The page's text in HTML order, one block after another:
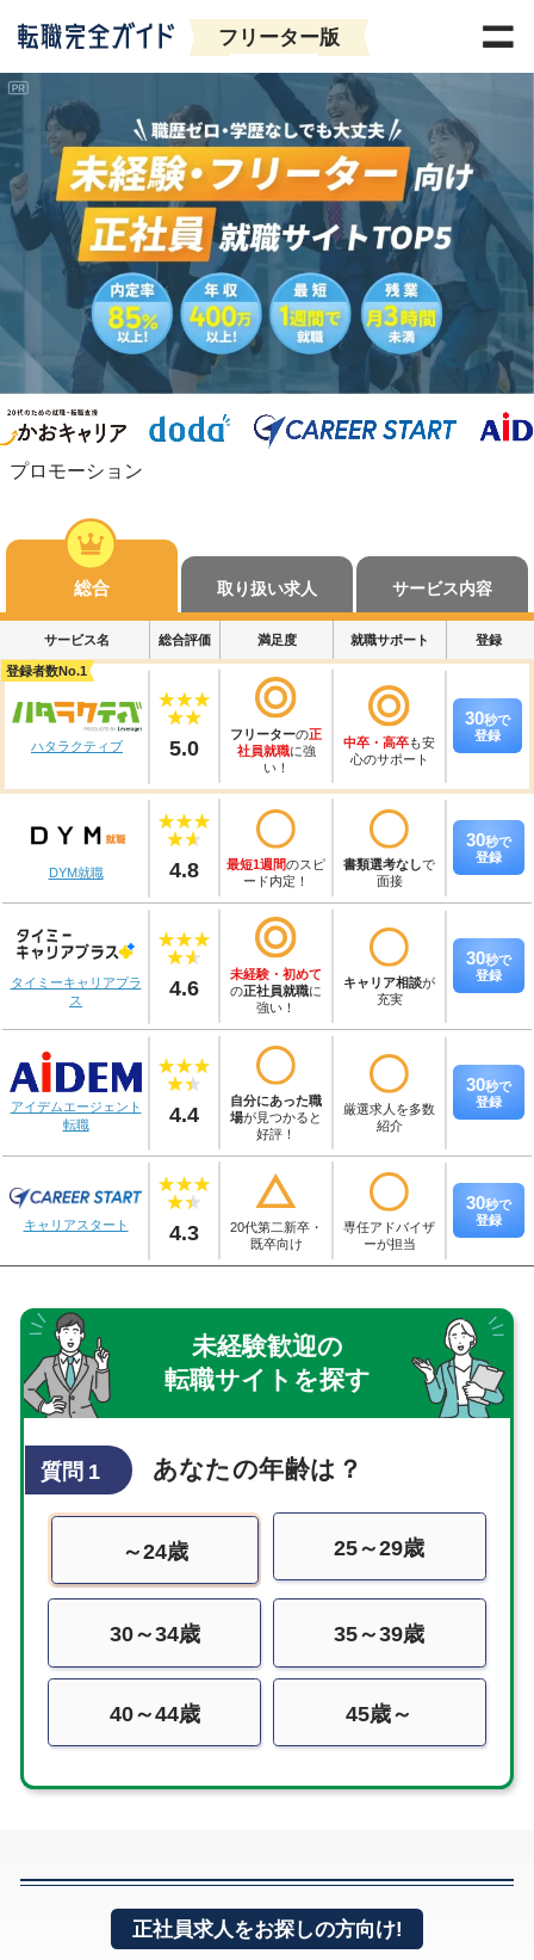
フリーター版
プロモーション
総合 取り扱い求人 サービス内容
サービス名 総合評価 満足度 就職サポート 登録
登録者数No.1
ハタラクティブ 5.0
フリーターの正
社員就職に強
い！
中卒・高卒も安
心のサポート
30秒で
登録
DYM就職 4.8 最短1週間のスピ
ード内定！
書類選考なしで
面接
30秒で
登録
タイミーキャリアプラ
ス
4.6
未経験・初めて
の正社員就職に
強い！
キャリア相談が
充実
30秒で
登録
アイデムエージェント
転職
4.4
自分にあった職
場が見つかると
好評！
厳選求人を多数
紹介
30秒で
登録
キャリアスタート 4.3
20代第二新卒・
既卒向け
専任アドバイザ
ーが担当
30秒で
登録
未経験歓迎の
転職サイトを探す
質問 1 あなたの年齢は？
～24歳 25～29歳
30～34歳 35～39歳
40～44歳 45歳～
正社員求人をお探しの方向け!